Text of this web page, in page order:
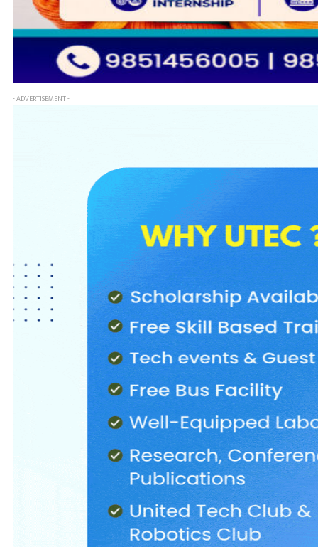
- ADVERTISEMENT -